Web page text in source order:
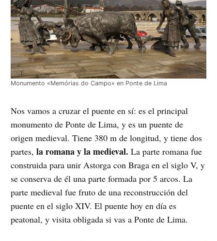
Monumento «Memórias do Campo» en Ponte de Lima
Nos vamos a cruzar el puente en sí: es el principal
monumento de Ponte de Lima, y es un puente de
origen medieval. Tiene 380 m de longitud, y tiene dos
partes,la romana y la medieval. La parte romana fue
construida para unir Astorga con Braga en el siglo V, y
se conserva de él una parte formada por 5 arcos. La
parte medieval fue fruto de una reconstrucción del
puente en el siglo XIV. El puente hoy en día es
peatonal, y visita obligada si vas a Ponte de Lima.